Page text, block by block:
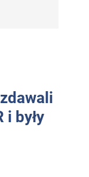
i były